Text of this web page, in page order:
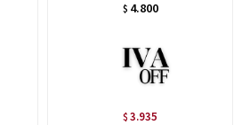
$ 4.800
$ 3.935